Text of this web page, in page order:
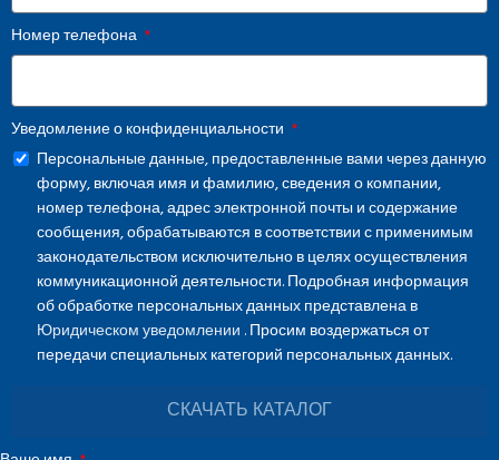
Номер телефона
Уведомление о конфиденциальности
Персональные данные, предоставленные вами через данную
форму, включая имя и фамилию, сведения о компании,
номер телефона, адрес электронной почты и содержание
сообщения, обрабатываются в соответствии с применимым
законодательством исключительно в целях осуществления
коммуникационной деятельности. Подробная информация
об обработке персональных данных представлена в
Юридическом уведомлении . Просим воздержаться от
передачи специальных категорий персональных данных.
СКАЧАТЬ КАТАЛОГ